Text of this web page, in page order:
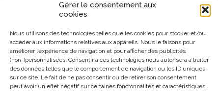
Gérer le consentement aux
cookies
Nous utilisons des technologies telles que les cookies pour stocker et/ou
accéder aux informations relatives aux appareils. Nous le faisons pour
améliorer l’expérience de navigation et pour afficher des publicités
(non-)personnalisées. Consentir à ces technologies nous autorisera à traiter
des données telles que le comportement de navigation ou les ID uniques
sur ce site. Le fait de ne pas consentir ou de retirer son consentement
peut avoir un effet négatif sur certaines fonctonnalités et caractéristiques.